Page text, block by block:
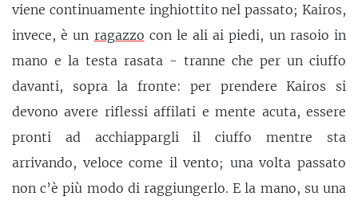
viene continuamente inghiottito nel passato; Kairos,
invece, è un ragazzo con le ali ai piedi, un rasoio in
mano e la testa rasata - tranne che per un ciuffo
davanti, sopra la fronte: per prendere Kairos si
devono avere riflessi affilati e mente acuta, essere
pronti ad acchiappargli il ciuffo mentre sta
arrivando, veloce come il vento; una volta passato
non c’è più modo di raggiungerlo. E la mano, su una